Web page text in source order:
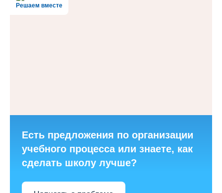
Решаем вместе
Есть предложения по организации
учебного процесса или знаете, как
сделать школу лучше?